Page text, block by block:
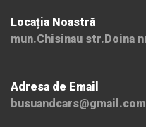
Locația Noastră
mun.Chisinau str.Doina
Adresa de Email
busuandcars@gmail.com